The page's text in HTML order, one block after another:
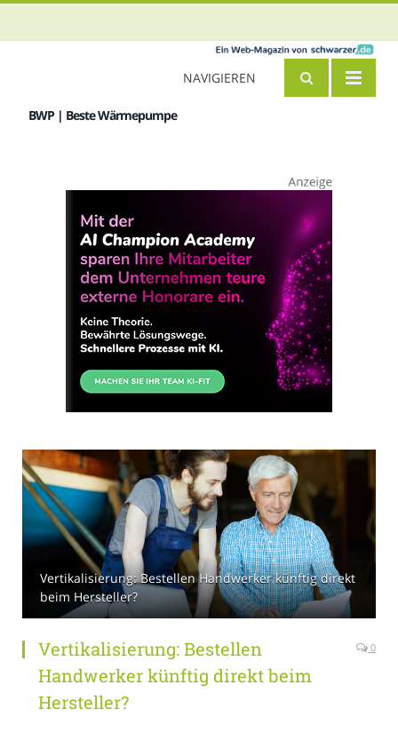
BWP | Beste Wärmepumpe
NAVIGIEREN
Vertikalisierung: Bestellen Handwerker künftig direkt
beim Hersteller?
Vertikalisierung: Bestellen
Handwerker künftig direkt beim
Hersteller?
0